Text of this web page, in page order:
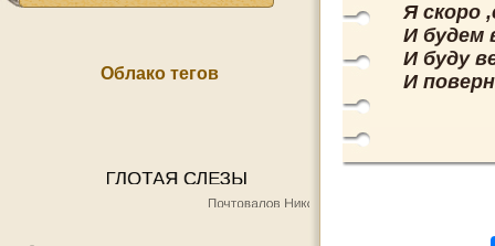
Облако тегов
Я скоро
И будем
И буду
И